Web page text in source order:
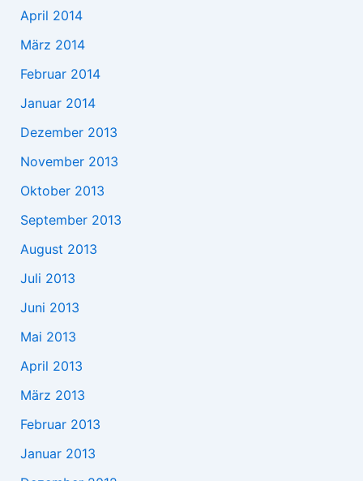
April 2014
März 2014
Februar 2014
Januar 2014
Dezember 2013
November 2013
Oktober 2013
September 2013
August 2013
Juli 2013
Juni 2013
Mai 2013
April 2013
März 2013
Februar 2013
Januar 2013